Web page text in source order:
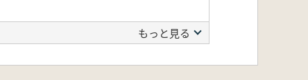
もっと見る